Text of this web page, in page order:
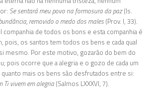
Se sentará meu povo na formosura da paz(Is.
removido o medo dos males(Prov. I, 33).
companhia de todos os bons e esta companhia é
pois, os santos tem todos os bens e cada qual
mesmo. Por este motivo, gozarão do bem do
pois ocorre que a alegria e o gozo de cada um
mais os bens são desfrutados entre si:
Ti vivem em alegria (Salmos LXXXVI, 7).